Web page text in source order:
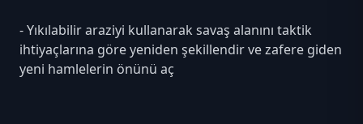
- Yıkılabilir araziyi kullanarak savaş alanını taktik
ihtiyaçlarına göre yeniden şekillendir ve zafere giden
yeni hamlelerin önünü aç